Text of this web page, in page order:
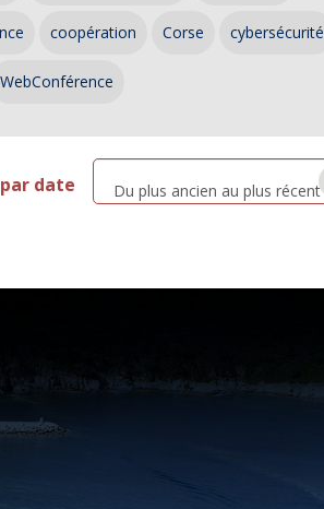
coopération Corse cybersécurité
WebConférence
date Du plus ancien au plus récent